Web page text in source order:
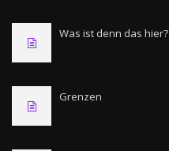
Was ist denn das hier?
Grenzen